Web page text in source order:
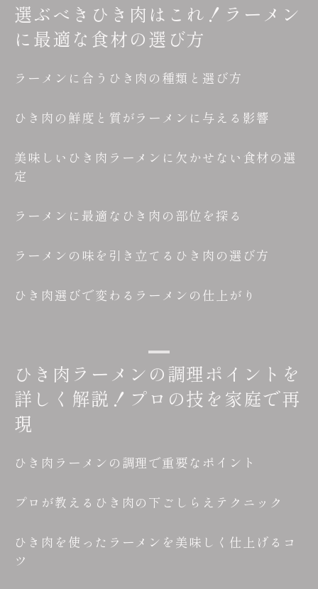
選ぶべきひき肉はこれ！ラーメン
に最適な食材の選び方
ラーメンに合うひき肉の種類と選び方
ひき肉の鮮度と質がラーメンに与える影響
美味しいひき肉ラーメンに欠かせない食材の選
定
ラーメンに最適なひき肉の部位を探る
ラーメンの味を引き立てるひき肉の選び方
ひき肉選びで変わるラーメンの仕上がり
ひき肉ラーメンの調理ポイントを
詳しく解説！プロの技を家庭で再
現
ひき肉ラーメンの調理で重要なポイント
プロが教えるひき肉の下ごしらえテクニック
ひき肉を使ったラーメンを美味しく仕上げるコ
ツ